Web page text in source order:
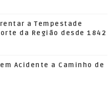
a Tempestade
da Região desde 1842
Acidente a Caminho de